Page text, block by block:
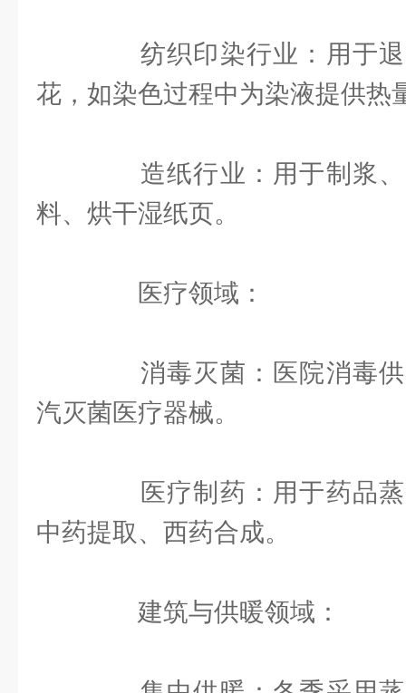
纺织印染行业：用于退
花，如染色过程中为染液提供热
造纸行业：用于制浆、
料、烘干湿纸页。
医疗领域：
消毒灭菌：医院消毒供
汽灭菌医疗器械。
医疗制药：用于药品蒸
中药提取、西药合成。
建筑与供暖领域：